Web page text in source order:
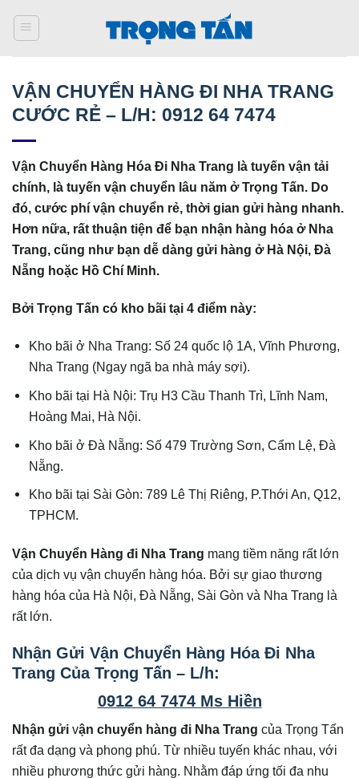
qua
VẬN CHUYỂN HÀNG ĐI NHA TRANG
CƯỚC RẺ – L/H: 0912 64 7474
Vận Chuyển Hàng Hóa Đi Nha Trang là tuyến vận tải
chính, là tuyến vận chuyển lâu năm ở Trọng Tấn. Do
đó, cước phí vận chuyển rẻ, thời gian gửi hàng nhanh.
Hơn nữa, rất thuận tiện để bạn nhận hàng hóa ở Nha
Trang, cũng như bạn dễ dàng gửi hàng ở Hà Nội, Đà
Nẵng hoặc Hồ Chí Minh.
Bởi Trọng Tấn có kho bãi tại 4 điểm này:
Kho bãi ở Nha Trang: Số 24 quốc lộ 1A, Vĩnh Phương,
Nha Trang (Ngay ngã ba nhà máy sợi).
Kho bãi tại Hà Nội: Trụ H3 Cầu Thanh Trì, Lĩnh Nam,
Hoàng Mai, Hà Nội.
Kho bãi ở Đà Nẵng: Số 479 Trường Sơn, Cẩm Lệ, Đà
Nẵng.
Kho bãi tại Sài Gòn: 789 Lê Thị Riêng, P.Thới An, Q12,
TPHCM.
Vận Chuyển Hàng đi Nha Trang mang tiềm năng rất lớn
của dịch vụ vận chuyển hàng hóa. Bởi sự giao thương
hàng hóa của Hà Nội, Đà Nẵng, Sài Gòn và Nha Trang là
rất lớn.
Nhận Gửi Vận Chuyển Hàng Hóa Đi Nha
Trang Của Trọng Tấn – L/h:
0912 64 7474 Ms Hiền
Nhận gửi vận chuyển hàng đi Nha Trang của Trọng Tấn
rất đa dạng và phong phú. Từ nhiều tuyến khác nhau, với
nhiều phương thức gửi hàng. Nhằm đáp ứng tối đa nhu